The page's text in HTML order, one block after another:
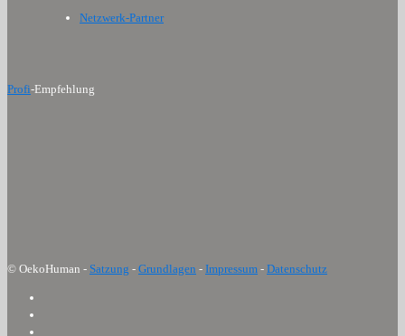
Netzwerk-Partner
Profi-Empfehlung
© OekoHuman - Satzung - Grundlagen - Impressum - Datenschutz